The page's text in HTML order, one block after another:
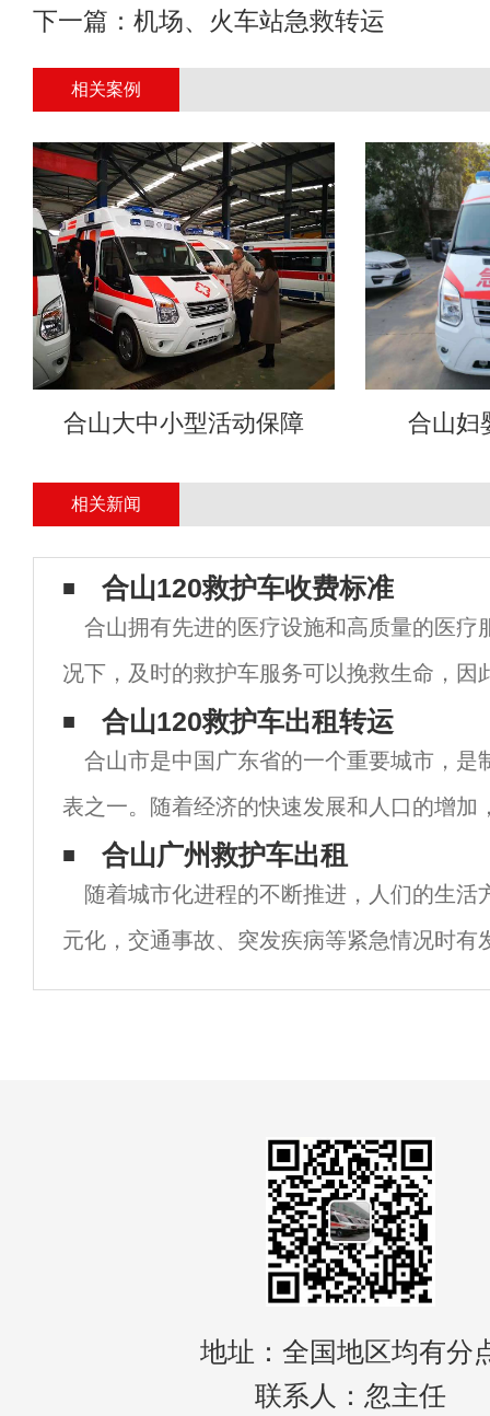
下一篇： 机场、火车站急救转运
相关案例
合山大中小型活动保障 合山妇
相关新闻
合山120救护车收费标准
合山拥有先进的医疗设施和高质量的医疗
况下，及时的救护车服务可以挽救生命，因
标准一直备受关注。 根据合山市卫生健康
山市的救护车收费标准是根据距离和服务内
合山120救护车出租转运
合山市是中国广东省的一个重要城市，是
表之一。随着经济的快速发展和人口的增加
服务需求也日益增长。为了满足市民的医疗
立了一个专门的救护车出租转运服务，即合
合山广州救护车出租
随着城市化进程的不断推进，人们的生活
元化，交通事故、突发疾病等紧急情况时有
情况下，救护车的重要性不言而喻。然而，
地址：全国地区均有分
联系人：忽主任